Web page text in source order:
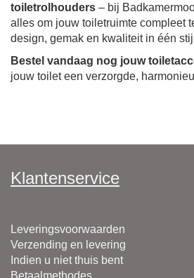
toiletrolhouders – bij
alles om jouw toiletruimte compleet
design, gemak en kwaliteit in één
Bestel vandaag nog jouw
jouw toilet een verzorgde,
Klantenservice
Leveringsvoorwaarden
Verzending en levering
Indien u niet thuis bent
Betaalmethodes